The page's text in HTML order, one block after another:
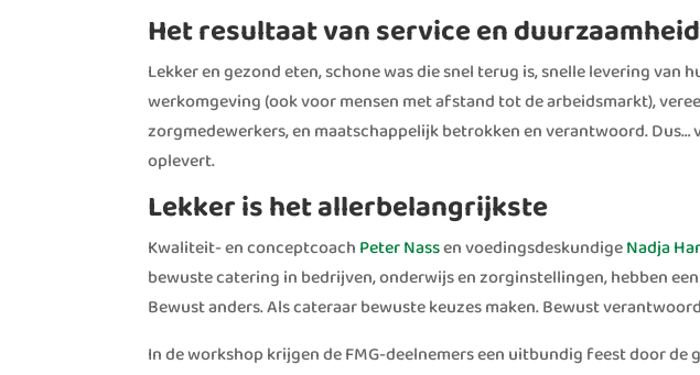
Het resultaat van service en
Lekker en gezond eten, schone was die snel terug is, snelle levering
werkomgeving (ook voor mensen met afstand tot de arbeidsmarkt),
zorgmedewerkers, en maatschappelijk betrokken en verantwoord. Dus…
oplevert.
Lekker is het allerbelangrijkste
Kwaliteit- en conceptcoach Peter Nassen voedingsdeskundigeNadja
bewuste catering in bedrijven, onderwijs en zorginstellingen, hebben
Bewust anders. Als cateraar bewuste keuzes maken. Bewust
In de workshop krijgen de FMG-deelnemers een uitbundig feest door